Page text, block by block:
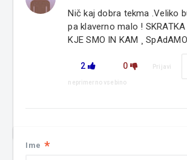
Nič kaj dobra tekma .Veliko
pa klaverno malo ! SKRATKA
KJE SMO IN KAM ¸
2 0 Prijavi
neprimerno vsebino
Ime *